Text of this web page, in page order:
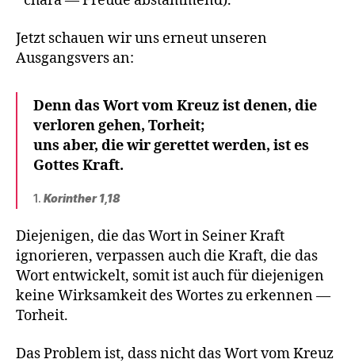
Jetzt schauen wir uns erneut unseren
Ausgangsvers an:
Denn das Wort vom Kreuz ist denen, die
verloren gehen, Torheit;
uns aber, die wir gerettet werden, ist es
Gottes Kraft.
1. Korinther 1,18
Diejenigen, die das Wort in Seiner Kraft
ignorieren, verpassen auch die Kraft, die das
Wort entwickelt, somit ist auch für diejenigen
keine Wirksamkeit des Wortes zu erkennen —
Torheit.
Das Problem ist, dass nicht das Wort vom Kreuz